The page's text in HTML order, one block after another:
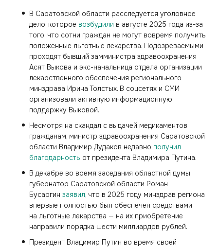
В Саратовской области расследуется уголовное
дело, которое возбудили в августе 2025 года из-за
того, что сотни граждан не могут вовремя получить
положенные льготные лекарства. Подозреваемыми
проходят бывший замминистра здравоохранения
Асят Выкова и экс-начальница отдела организации
лекарственного обеспечения регионального
минздрава Ирина Толстых. В соцсетях и СМИ
организовали активную информационную
поддержку Выковой.
Несмотря на скандал с выдачей медикаментов
гражданам, министр здравоохранения Саратовской
области Владимир Дудаков недавно получил
благодарность от президента Владимира Путина.
В декабре во время заседания областной думы,
губернатор Саратовской области Роман
Бусаргин заявил, что в 2025 году минздрав региона
впервые полностью был обеспечен средствами
на льготные лекарства — на их приобретение
направили порядка шести миллиардов рублей.
Президент Владимир Путин во время своей